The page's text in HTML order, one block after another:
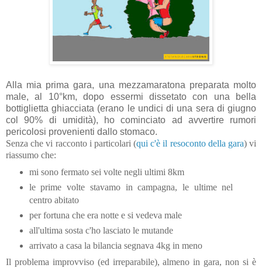
Alla mia prima gara, una mezzamaratona preparata molto
male, al 10°km, dopo essermi dissetato con una bella
bottiglietta ghiacciata (erano le undici di una sera di giugno
col 90% di umidità), ho cominciato ad avvertire rumori
pericolosi provenienti dallo stomaco.
Senza che vi racconto i particolari (qui c'è il resoconto della gara) vi
riassumo che:
mi sono fermato sei volte negli ultimi 8km
le prime volte stavamo in campagna, le ultime nel
centro abitato
per fortuna che era notte e si vedeva male
all'ultima sosta c'ho lasciato le mutande
arrivato a casa la bilancia segnava 4kg in meno
Il problema improvviso (ed irreparabile), almeno in gara, non si è